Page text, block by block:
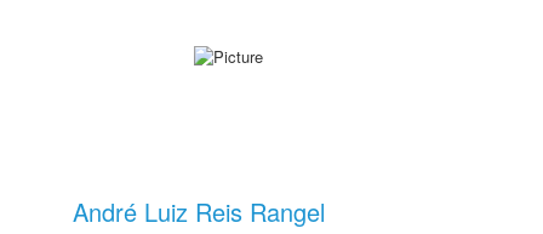
André Luiz Reis Rangel